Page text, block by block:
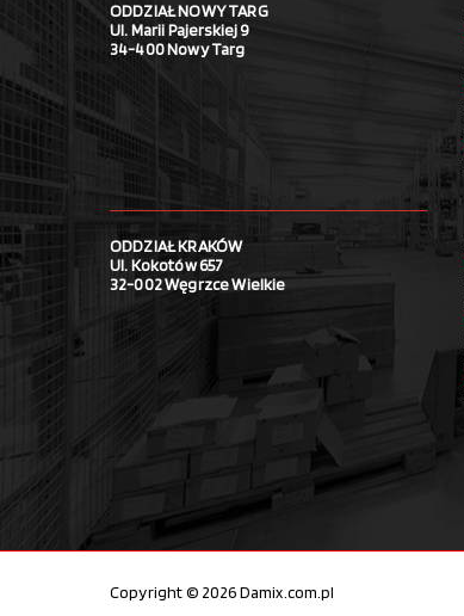
ODDZIAŁ NOWY TARG
Ul. Marii Pajerskiej 9
34-400 Nowy Targ
ODDZIAŁ KRAKÓW
Ul. Kokotów 657
32-002 Węgrzce Wielkie
Copyright © 2026 Damix.com.pl